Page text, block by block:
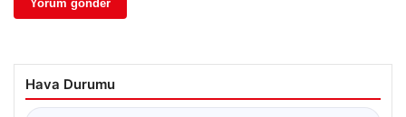
Hava Durumu